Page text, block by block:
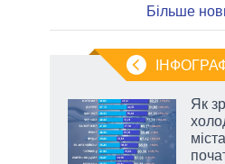
Більше
Як